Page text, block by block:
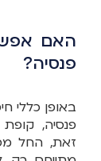
האם
פנסיה?
פנסיה,